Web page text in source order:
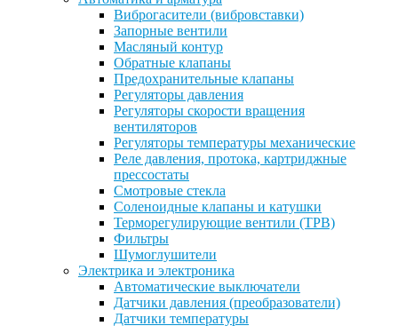
Виброгасители (вибровставки)
Запорные вентили
Масляный контур
Обратные клапаны
Предохранительные клапаны
Регуляторы давления
Регуляторы скорости вращения
вентиляторов
Регуляторы температуры механические
Реле давления, протока, картриджные
прессостаты
Смотровые стекла
Соленоидные клапаны и катушки
Терморегулирующие вентили (ТРВ)
Фильтры
Шумоглушители
Электрика и электроника
Автоматические выключатели
Датчики давления (преобразователи)
Датчики температуры